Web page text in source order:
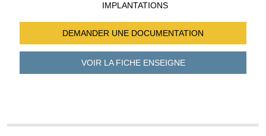
IMPLANTATIONS
DEMANDER UNE DOCUMENTATION
VOIR LA FICHEENSEIGNE